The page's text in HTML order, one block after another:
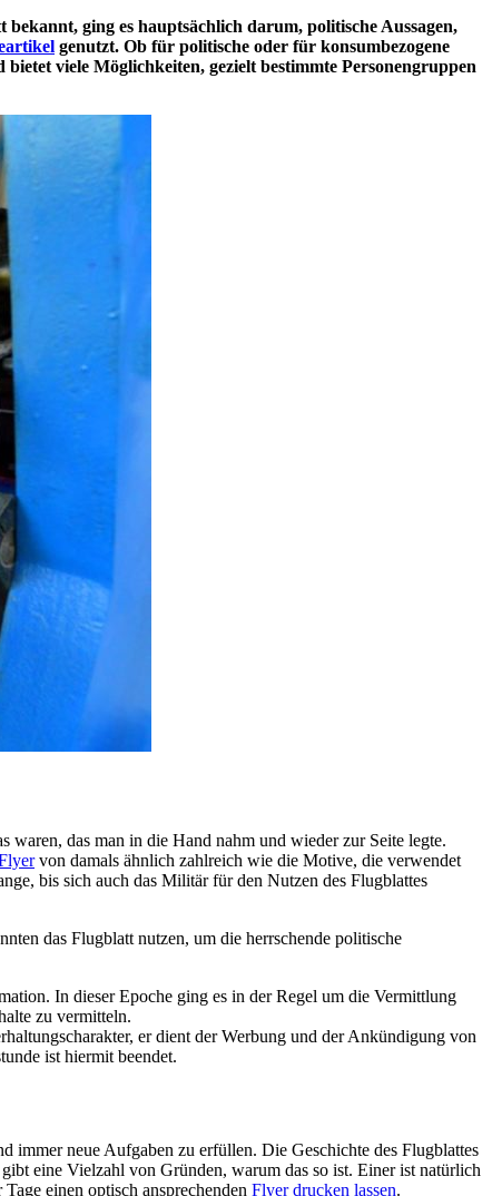
ging es hauptsächlich darum, politische Aussagen,
genutzt. Ob für politische oder für konsumbezogene
viele Möglichkeiten, gezielt bestimmte Personengruppen
waren, das man in die Hand nahm und wieder zur Seite legte.
von damals ähnlich zahlreich wie die Motive, die verwendet
bis sich auch das Militär für den Nutzen des Flugblattes
das Flugblatt nutzen, um die herrschende politische
In dieser Epoche ging es in der Regel um die Vermittlung
zu vermitteln.
er dient der Werbung und der Ankündigung von
ist hiermit beendet.
immer neue Aufgaben zu erfüllen. Die Geschichte des Flugblattes
eine Vielzahl von Gründen, warum das so ist. Einer ist natürlich
einen optisch ansprechenden Flyer drucken lassen.